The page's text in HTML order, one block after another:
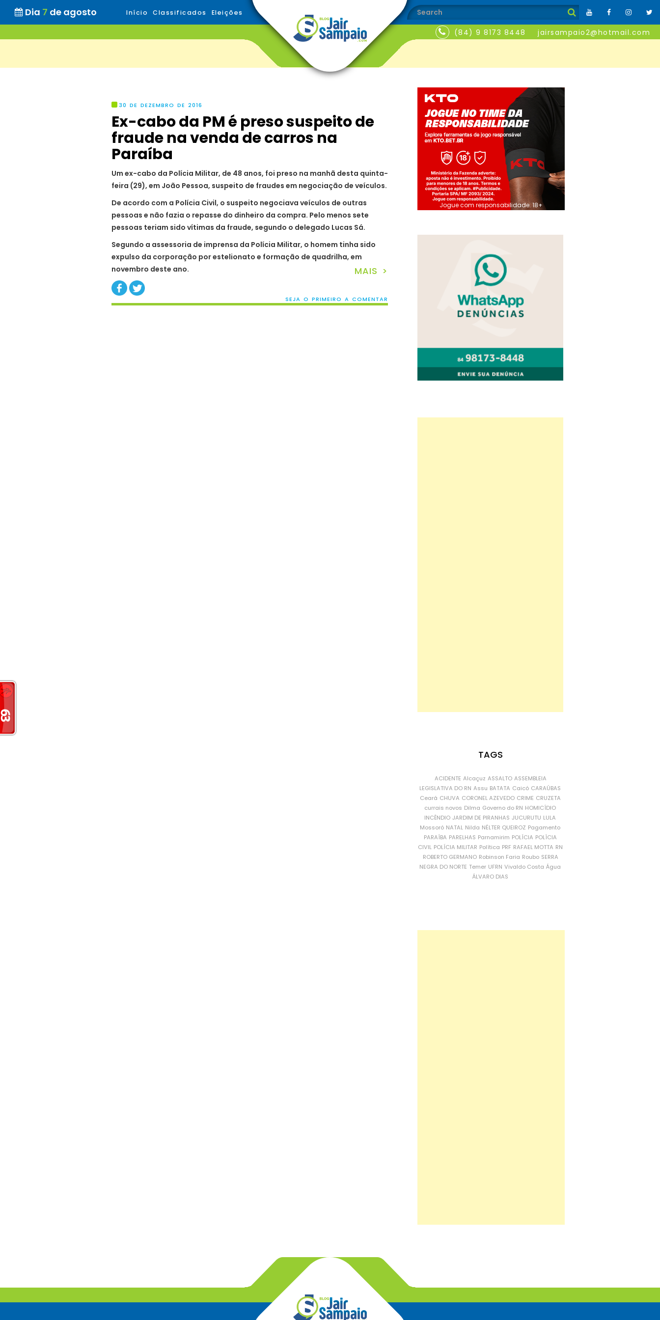
Dia 7 de agosto Início Classificados Eleições
(84) 9 8173 8448 jairsampaio2@hotmail.com
30 DE DEZEMBRO DE 2016
Ex-cabo da PM é preso suspeito de
fraude na venda de carros na
Paraíba
Um ex-cabo da Polícia Militar, de 48 anos, foi preso na manhã desta quinta-
feira (29), em João Pessoa, suspeito de fraudes em negociação de veículos.
De acordo com a Polícia Civil, o suspeito negociava veículos de outras
pessoas e não fazia o repasse do dinheiro da compra. Pelo menos sete
pessoas teriam sido vítimas da fraude, segundo o delegado Lucas Sá.
Segundo a assessoria de imprensa da Polícia Militar, o homem tinha sido
expulso da corporação por estelionato e formação de quadrilha, em
novembro deste ano.
MAIS >
SEJA O PRIMEIRO A COMENTAR
Jogue com responsabilidade. 18+
TAGS
ACIDENTE Alcaçuz ASSALTO ASSEMBLEIA
LEGISLATIVA DO RN Assu BATATA Caicó CARAÚBAS
Ceará CHUVA CORONEL AZEVEDO CRIME CRUZETA
currais novos Dilma Governo do RN HOMICÍDIO
INCÊNDIO JARDIM DE PIRANHAS JUCURUTU LULA
Mossoró NATAL Nilda NÉLTER QUEIROZ Pagamento
PARAÍBA PARELHAS Parnamirim POLÍCIA POLÍCIA
CIVIL POLÍCIA MILITAR Política PRF RAFAEL MOTTA RN
ROBERTO GERMANO Robinson Faria Roubo SERRA
NEGRA DO NORTE Temer UFRN Vivaldo Costa Água
ÁLVARO DIAS